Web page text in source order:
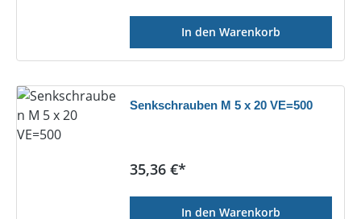
In den Warenkorb
Senkschrauben M 5 x 20 VE=500
Regulärer Preis:
35,36 €*
In den Warenkorb